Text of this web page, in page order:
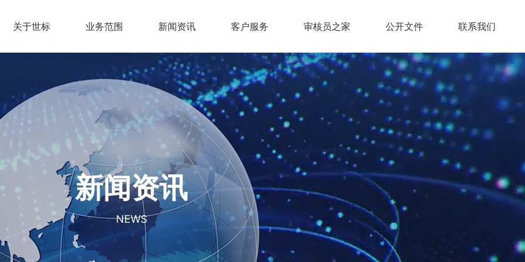
关于世标 业务范围 新闻资讯 客户服务 审核员之家 公开文件 联系我们
新闻资讯
NEWS